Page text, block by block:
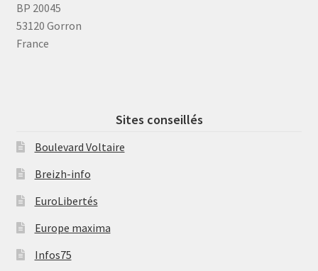
BP 20045
53120 Gorron
France
Sites conseillés
Boulevard Voltaire
Breizh-info
EuroLibertés
Europe maxima
Infos75